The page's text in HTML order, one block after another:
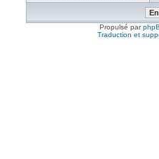
Propulsé par
Traduction et